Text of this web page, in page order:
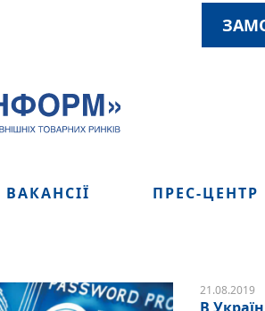
ВАКАНСІЇ ПРЕС-ЦЕНТР
21.08.2019